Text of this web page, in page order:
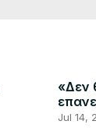
«Δεν
Jul 14,